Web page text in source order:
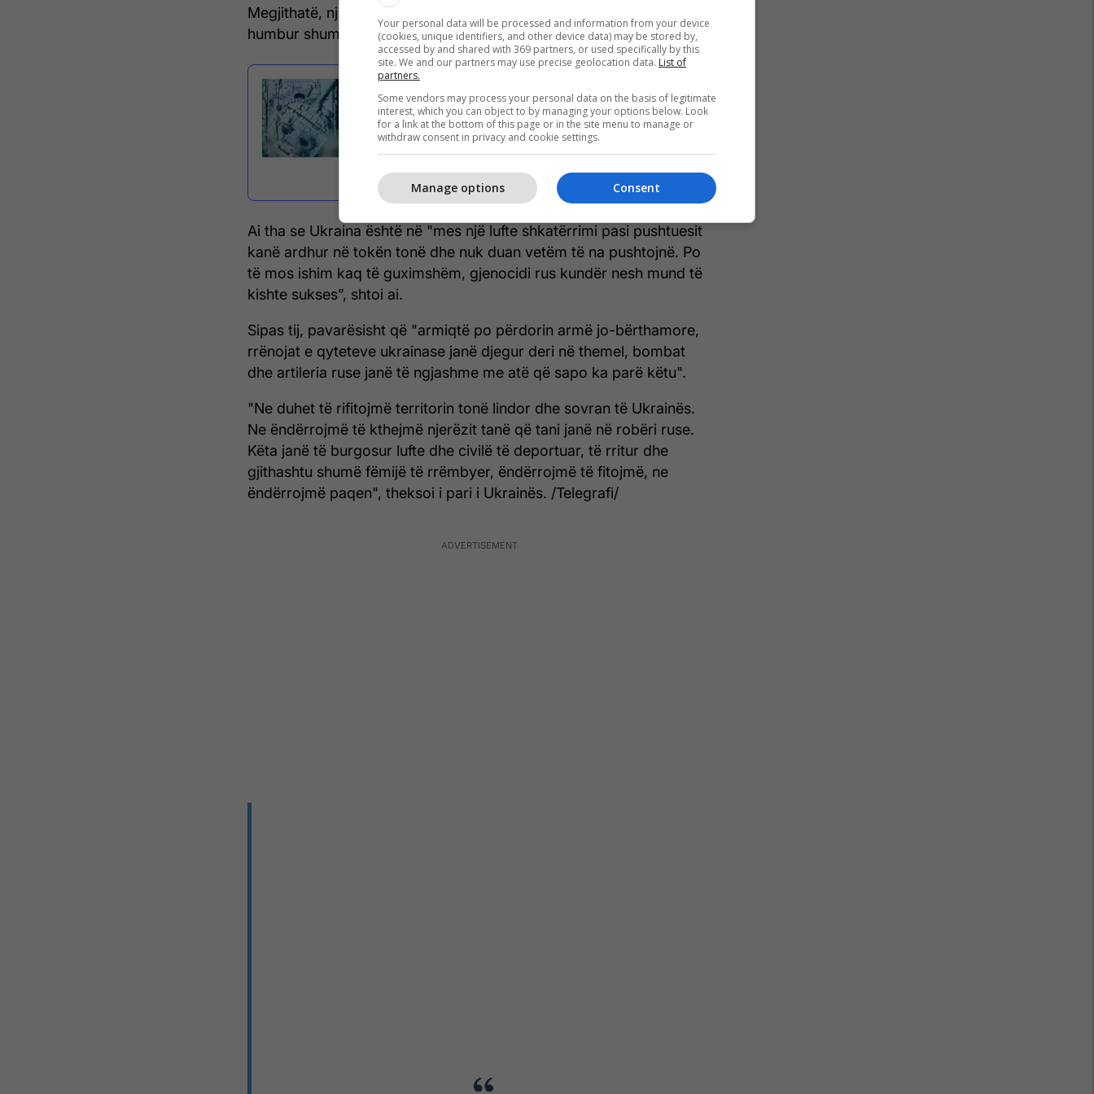
Megjithatë, njerëzimi ka bërë një rrugë shumë të gjatë dhe ka
humbur shumë jetë", shtoi Zelensky,
Përmes hapësirës në të cilën futet
ushtari për ta ngarë tankun, droni i
ukrainasve hedhë granatën e
dorës – shpërthen tanku rus
Ai tha se Ukraina është në "mes një lufte shkatërrimi pasi pushtuesit
kanë ardhur në tokën tonë dhe nuk duan vetëm të na pushtojnë. Po
të mos ishim kaq të guximshëm, gjenocidi rus kundër nesh mund të
kishte sukses”, shtoi ai.
Sipas tij, pavarësisht që "armiqtë po përdorin armë jo-bërthamore,
rrënojat e qyteteve ukrainase janë djegur deri në themel, bombat
dhe artileria ruse janë të ngjashme me atë që sapo ka parë këtu".
"Ne duhet të rifitojmë territorin tonë lindor dhe sovran të Ukrainës.
Ne ëndërrojmë të kthejmë njerëzit tanë që tani janë në robëri ruse.
Këta janë të burgosur lufte dhe civilë të deportuar, të rritur dhe
gjithashtu shumë fëmijë të rrëmbyer, ëndërrojmë të fitojmë, ne
ëndërrojmë paqen", theksoi i pari i Ukrainës. /Telegrafi/
Your personal data will be processed and information from your device
(cookies, unique identifiers, and other device data) may be stored by,
accessed by and shared with 369 partners, or used specifically by this
site. We and our partners may use precise geolocation data. List of
partners.
Some vendors may process your personal data on the basis of legitimate
interest, which you can object to by managing your options below. Look
for a link at the bottom of this page or in the site menu to manage or
withdraw consent in privacy and cookie settings.
Consent
Manage options